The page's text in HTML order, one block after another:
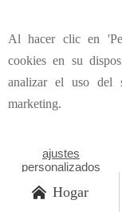
 Hogar
Al hacer clic en
cookies en su
analizar el uso del
marketing.
ajustes
personalizados